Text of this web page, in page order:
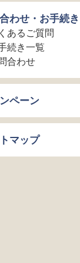
わせ・お手続き
あるご質問
続き一覧
合わせ
ペーン
マップ